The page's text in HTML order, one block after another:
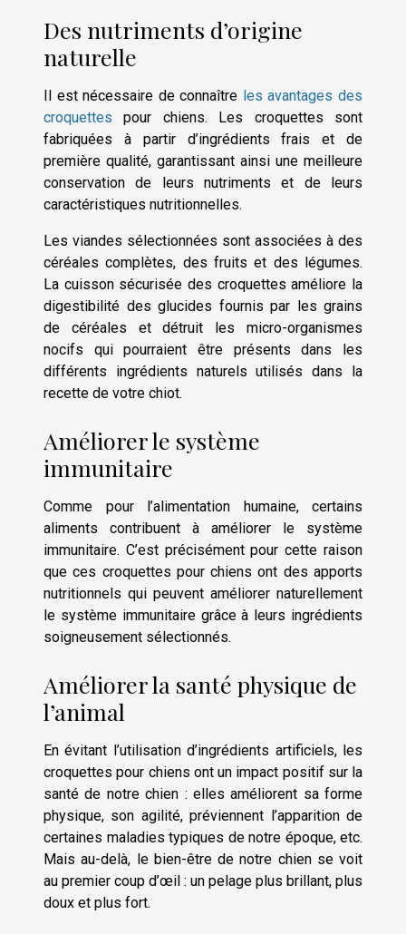
Des nutriments d’origine
naturelle
Il est nécessaire de connaître les avantages des
croquettes pour chiens. Les croquettes sont
fabriquées à partir d’ingrédients frais et de
première qualité, garantissant ainsi une meilleure
conservation de leurs nutriments et de leurs
caractéristiques nutritionnelles.
Les viandes sélectionnées sont associées à des
céréales complètes, des fruits et des légumes.
La cuisson sécurisée des croquettes améliore la
digestibilité des glucides fournis par les grains
de céréales et détruit les micro-organismes
nocifs qui pourraient être présents dans les
différents ingrédients naturels utilisés dans la
recette de votre chiot.
Améliorer le système
immunitaire
Comme pour l’alimentation humaine, certains
aliments contribuent à améliorer le système
immunitaire. C’est précisément pour cette raison
que ces croquettes pour chiens ont des apports
nutritionnels qui peuvent améliorer naturellement
le système immunitaire grâce à leurs ingrédients
soigneusement sélectionnés.
Améliorer la santé physique de
l’animal
En évitant l’utilisation d’ingrédients artificiels, les
croquettes pour chiens ont un impact positif sur la
santé de notre chien : elles améliorent sa forme
physique, son agilité, préviennent l’apparition de
certaines maladies typiques de notre époque, etc.
Mais au-delà, le bien-être de notre chien se voit
au premier coup d’œil : un pelage plus brillant, plus
doux et plus fort.